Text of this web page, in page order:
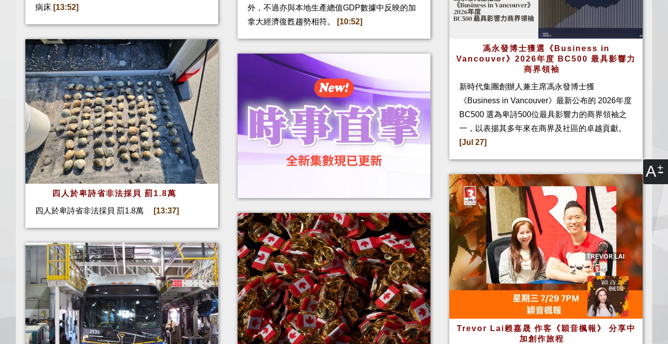
A
病床 [13:52]
四人於卑詩省非法採貝 罰1.8萬
四人於卑詩省非法採貝 罰1.8萬 [13:37]
外，不過亦與本地生產總值GDP數據中反映的加
拿大經濟復甦趨勢相符。
[10:52]
馮永發博士獲選《Business in
Vancouver》2026年度 BC500 最具影響力
商界領袖
新時代集團創辦人兼主席馮永發博士獲
《Business in Vancouver》最新公布的 2026年度
BC500 選為卑詩500位最具影響力的商界領袖之
一，以表揚其多年來在商界及社區的卓越貢獻。
[Jul 27]
Trevor Lai赖嘉晟 作客《穎音楓報》 分享中
加創作旅程